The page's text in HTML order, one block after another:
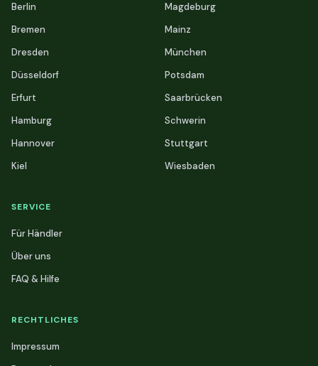
Berlin
Bremen
Dresden
Düsseldorf
Erfurt
Hamburg
Hannover
Kiel
Magdeburg
Mainz
München
Potsdam
Saarbrücken
Schwerin
Stuttgart
Wiesbaden
SERVICE
Für Händler
Über uns
FAQ & Hilfe
RECHTLICHES
Impressum